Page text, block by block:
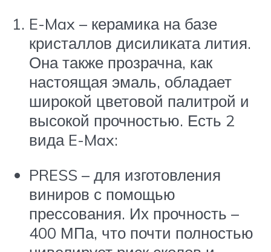
E-Max – керамика на базе
кристаллов дисиликата лития.
Она также прозрачна, как
настоящая эмаль, обладает
широкой цветовой палитрой и
высокой прочностью. Есть 2
вида E-Max:
PRESS – для изготовления
виниров с помощью
прессования. Их прочность –
400 МПа, что почти полностью